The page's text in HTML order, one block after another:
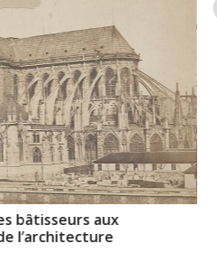
bâtisseurs aux
l’architecture